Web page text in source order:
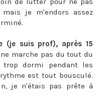
je m'endors assez
(je suis prof), après 15
marche pas du tout du
dormi pendant les
est tout bousculé.
je n'étais pas prête à